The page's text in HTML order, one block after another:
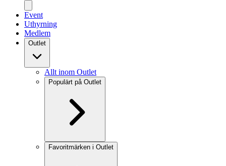
Event
Uthyrning
Medlem
Outlet
Allt inom Outlet
Populärt på Outlet
Favoritmärken i Outlet